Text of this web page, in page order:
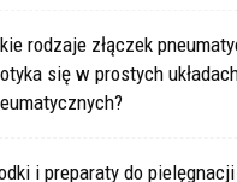
rodzaje złączek
się w prostych
i preparaty do